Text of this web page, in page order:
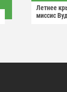
Летнее
миссис